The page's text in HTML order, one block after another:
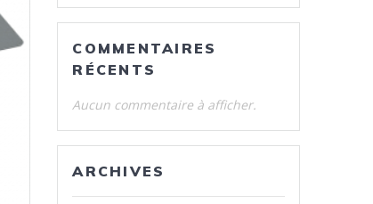
COMMENTAIRES
RÉCENTS
Aucun commentaire à afficher.
ARCHIVES